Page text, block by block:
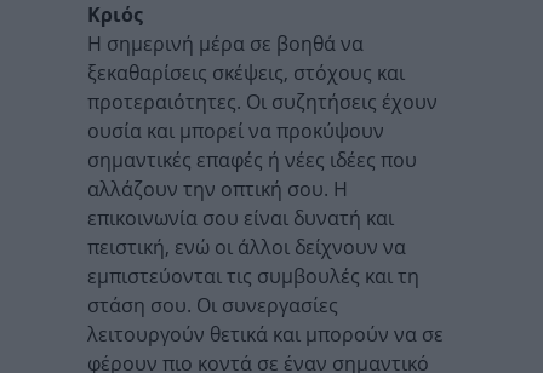
Κριός
Η σημερινή μέρα σε βοηθά να
ξεκαθαρίσεις σκέψεις, στόχους και
προτεραιότητες. Οι συζητήσεις έχουν
ουσία και μπορεί να προκύψουν
σημαντικές επαφές ή νέες ιδέες που
αλλάζουν την οπτική σου. Η
επικοινωνία σου είναι δυνατή και
πειστική, ενώ οι άλλοι δείχνουν να
εμπιστεύονται τις συμβουλές και τη
στάση σου. Οι συνεργασίες
λειτουργούν θετικά και μπορούν να σε
φέρουν πιο κοντά σε έναν σημαντικό